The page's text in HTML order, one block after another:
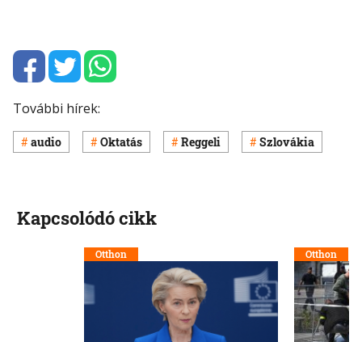
További hírek:
audio Oktatás Reggeli Szlovákia
Kapcsolódó cikk
Otthon Otthon